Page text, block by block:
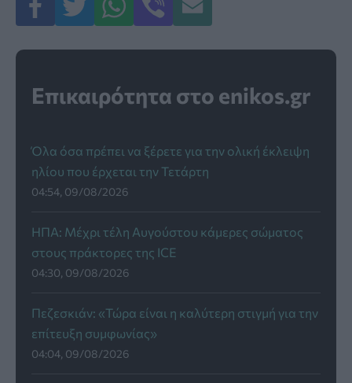
Επικαιρότητα στο enikos.gr
Όλα όσα πρέπει να ξέρετε για την ολική έκλειψη
ηλίου που έρχεται την Τετάρτη
04:54, 09/08/2026
ΗΠΑ: Μέχρι τέλη Αυγούστου κάμερες σώματος
στους πράκτορες της ICE
04:30, 09/08/2026
Πεζεσκιάν: «Τώρα είναι η καλύτερη στιγμή για την
επίτευξη συμφωνίας»
04:04, 09/08/2026